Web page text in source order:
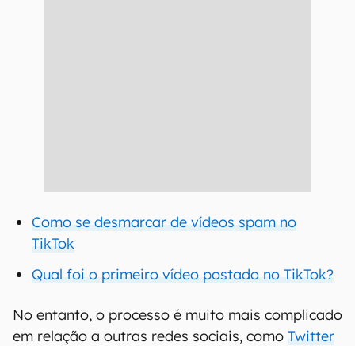
Como se desmarcar de vídeos spam no
TikTok
Qual foi o primeiro vídeo postado no TikTok?
No entanto, o processo é muito mais complicado
em relação a outras redes sociais, como Twitter